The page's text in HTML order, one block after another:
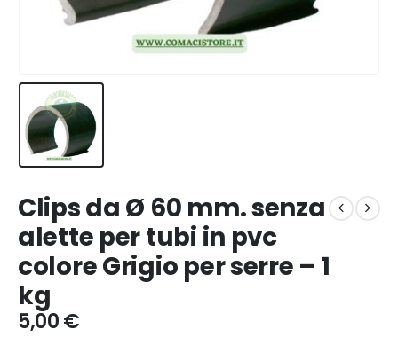
Clips da Ø 60 mm. senza
alette per tubi in pvc
colore Grigio per serre – 1
kg
5,00€